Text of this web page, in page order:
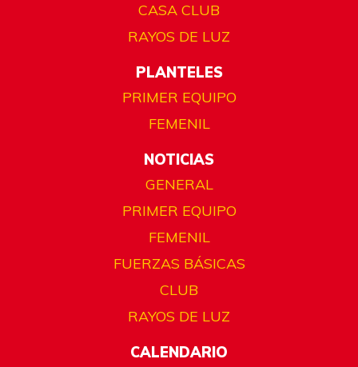
CASA CLUB
RAYOS DE LUZ
PLANTELES
PRIMER EQUIPO
FEMENIL
NOTICIAS
GENERAL
PRIMER EQUIPO
FEMENIL
FUERZAS BÁSICAS
CLUB
RAYOS DE LUZ
CALENDARIO